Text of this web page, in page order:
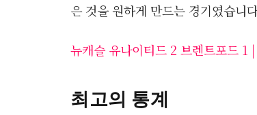
은 것을 원하게 만드는 경기였습니
뉴캐슬 유나이티드 2 브렌트포드 1
최고의 통계